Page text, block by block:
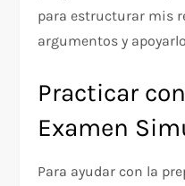
para estructurar mis
argumentos y
Practicar
Examen
Para ayudar con la